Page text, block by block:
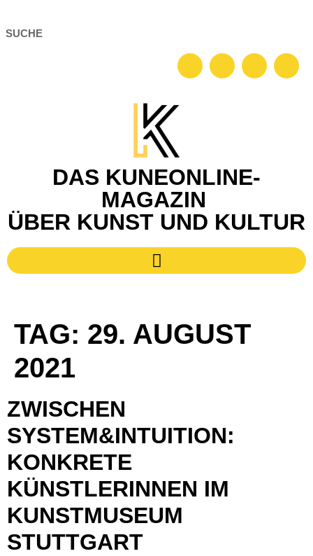
DAS KUNEONLINE-
MAGAZIN
ÜBER KUNST UND KULTUR
TAG: 29. AUGUST
2021
ZWISCHEN
SYSTEM&INTUITION:
KONKRETE
KÜNSTLERINNEN IM
KUNSTMUSEUM
STUTTGART